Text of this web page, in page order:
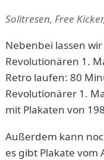
Solitresen, Free
Nebenbei lassen
Revolutionären 1.
Retro laufen: 80
Revolutionärer 1.
mit Plakaten von
Außerdem kann
es gibt Plakate vom